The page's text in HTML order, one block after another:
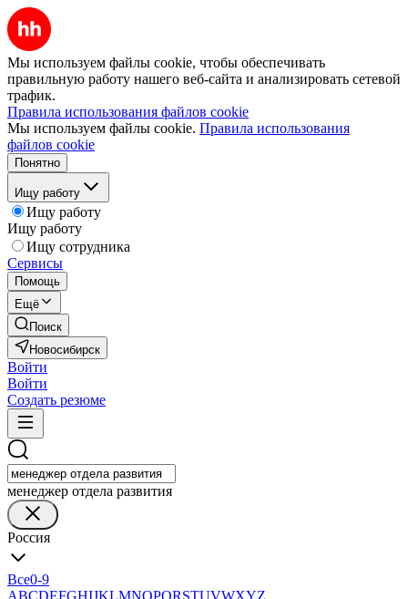
Мы используем файлы cookie, чтобы обеспечивать
правильную работу нашего веб-сайта и анализировать сетевой
трафик.
Правила использования файлов cookie
Мы используем файлы cookie. Правила использования
файлов cookie
Понятно
Ищу работу
Ищу работу
Ищу работу
Ищу сотрудника
Сервисы
Помощь
Ещё
Поиск
Новосибирск
Войти
Войти
Создать резюме
менеджер отдела развития
Россия
Все0-9
ABCDEFGHIJKLMNOPQRSTUVWXYZ